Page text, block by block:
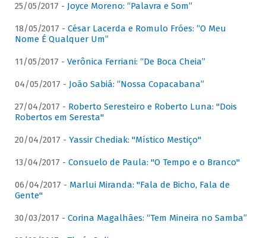
25/05/2017 - Joyce Moreno: “Palavra e Som”
18/05/2017 - César Lacerda e Romulo Fróes: “O Meu
Nome É Qualquer Um”
11/05/2017 - Verônica Ferriani: “De Boca Cheia”
04/05/2017 - João Sabiá: “Nossa Copacabana”
27/04/2017 - Roberto Seresteiro e Roberto Luna: "Dois
Robertos em Seresta"
20/04/2017 - Yassir Chediak: "Místico Mestiço"
13/04/2017 - Consuelo de Paula: "O Tempo e o Branco"
06/04/2017 - Marlui Miranda: "Fala de Bicho, Fala de
Gente"
30/03/2017 - Corina Magalhães: “Tem Mineira no Samba”